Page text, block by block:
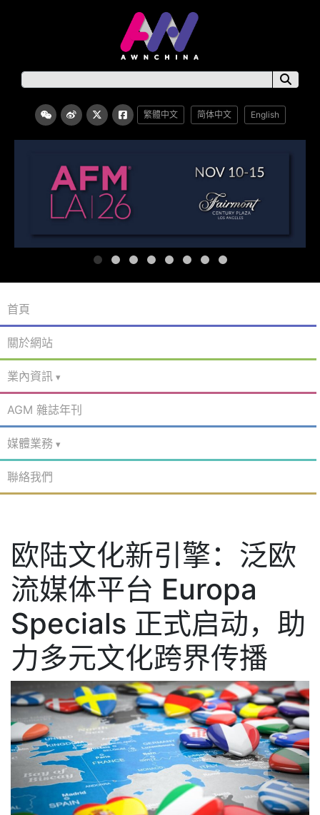
繁體中文 简体中文 English
首頁
關於網站
業內資訊
AGM 雜誌年刊
媒體業務
聯絡我們
欧陆文化新引擎：泛欧
流媒体平台 Europa
Specials 正式启动，助
力多元文化跨界传播